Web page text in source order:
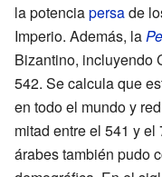
la potenciapersade
Imperio. Además, la
Bizantino, incluyendo
542. Se calcula que
en todo el mundo y
mitad entre el 541 y
árabes también pudo